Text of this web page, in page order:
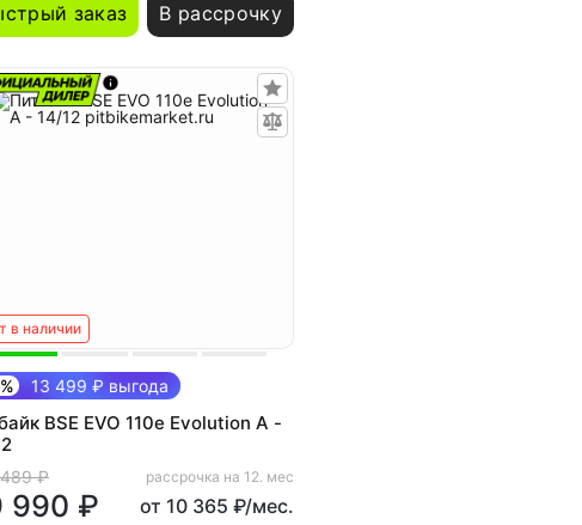
заказ В рассрочку
в наличии
13 499 ₽ выгода
BSE EVO 110e Evolution A -
₽
990 ₽
рассрочка на 12. мес
от 10 365 ₽/мес.